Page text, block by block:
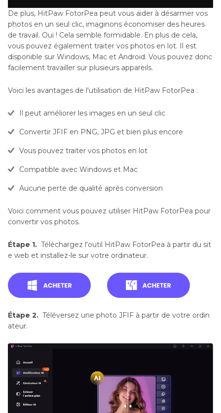
De plus, HitPaw FotorPea peut vous aider à désarmer vos
photos en un seul clic, imaginons économiser des heures
de travail. Oui ! Cela semble formidable. En plus de cela,
vous pouvez également traiter vos photos en lot. Il est
disponible sur Windows, Mac et Android. Vous pouvez donc
facilement travailler sur plusieurs appareils.
Voici les avantages de l'utilisation de HitPaw FotorPea :
Il peut améliorer les images en un seul clic
Convertir JFIF en PNG, JPG et bien plus encore
Vous pouvez traiter vos photos en lot
Compatible avec Windows et Mac
Aucune perte de qualité après conversion
Voici comment vous pouvez utiliser HitPaw FotorPea pour
convertir vos photos.
Étape 1. Téléchargez l'outil HitPaw FotorPea à partir du sit
e web et installez-le sur votre ordinateur.
Étape 2. Téléversez une photo JFIF à partir de votre ordin
ateur.